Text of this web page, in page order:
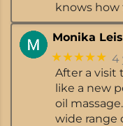
knows
Monika
★★★★★ 4
After a visit
like a new
oil
wide range